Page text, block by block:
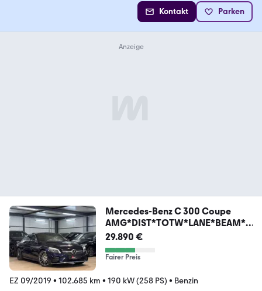
Kontakt Parken
Mercedes-Benz C 300 Coupe
AMG*DIST*TOTW*LANE*BEAM*A
DVNCD
29.890 €
Fairer Preis
EZ 09/2019 • 102.685 km • 190 kW (258 PS) • Benzin